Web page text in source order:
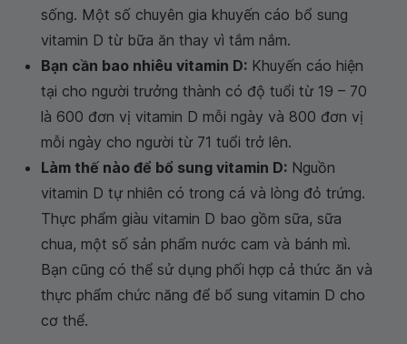
sống. Một số chuyên gia khuyến cáo bổ sung
vitamin D từ bữa ăn thay vì tắm nắm.
Bạn cần bao nhiêu vitamin D: Khuyến cáo hiện
tại cho người trưởng thành có độ tuổi từ 19 – 70
là 600 đơn vị vitamin D mỗi ngày và 800 đơn vị
mỗi ngày cho người từ 71 tuổi trở lên.
Làm thế nào để bổ sung vitamin D: Nguồn
vitamin D tự nhiên có trong cá và lòng đỏ trứng.
Thực phẩm giàu vitamin D bao gồm sữa, sữa
chua, một số sản phẩm nước cam và bánh mì.
Bạn cũng có thể sử dụng phối hợp cả thức ăn và
thực phẩm chức năng để bổ sung vitamin D cho
cơ thể.